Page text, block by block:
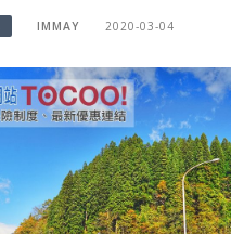
IMMAY 2020-03-04